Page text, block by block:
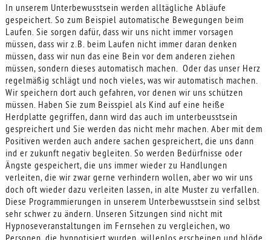
In unserem Unterbewusstsein werden alltägliche Abläufe
gespeichert. So zum Beispiel automatische Bewegungen beim
Laufen. Sie sorgen dafür, dass wir uns nicht immer vorsagen
müssen, dass wir z.B. beim Laufen nicht immer daran denken
müssen, dass wir nun das eine Bein vor dem anderen ziehen
müssen, sondern dieses automatisch machen. Oder das unser Herz
regelmäßig schlägt und noch vieles, was wir automatisch machen.
Wir speichern dort auch gefahren, vor denen wir uns schützen
müssen. Haben Sie zum Beisspiel als Kind auf eine heiße
Herdplatte gegriffen, dann wird das auch im unterbeusstsein
gespreichert und Sie werden das nicht mehr machen. Aber mit dem
Positiven werden auch andere sachen gespreichert, die uns dann
ind er zukunft negativ begleiten. So werden Bedürfnisse oder
Ängste gespeichert, die uns immer wieder zu Handlungen
verleiten, die wir zwar gerne verhindern wollen, aber wo wir uns
doch oft wieder dazu verleiten lassen, in alte Muster zu verfallen.
Diese Programmierungen in unserem Unterbewusstsein sind selbst
sehr schwer zu ändern. Unseren Sitzungen sind nicht mit
Hypnoseveranstaltungen im Fernsehen zu vergleichen, wo
Personen, die hypnotisiert wurden, willenlos erscheinen und blöde